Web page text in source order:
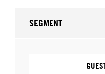
SEGMENT